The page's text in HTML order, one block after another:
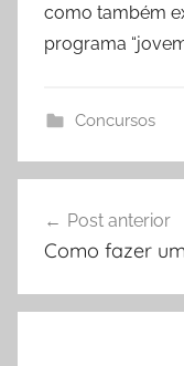
como também
programa
Concursos
de
Post anterior
Como fazer